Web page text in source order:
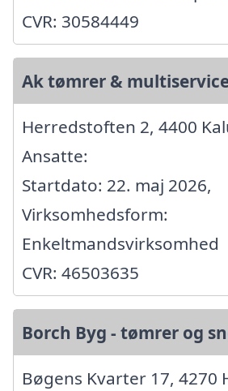
CVR: 30584449
Ak tømrer &
Herredstoften 2, 4400
Ansatte:
Startdato: 22. maj 2026,
Virksomhedsform:
Enkeltmandsvirksomhed
CVR: 46503635
Borch Byg - tømrer og
Bøgens Kvarter 17, 4270